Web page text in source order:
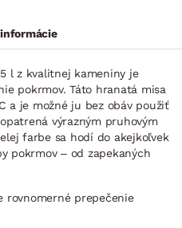
l z kvalitnej kameniny je
pokrmov. Táto hranatá misa
a je možné ju bez obáv použiť
výrazným pruhovým
farbe sa hodí do akejkoľvek
pokrmov – od zapekaných
rovnomerné prepečenie